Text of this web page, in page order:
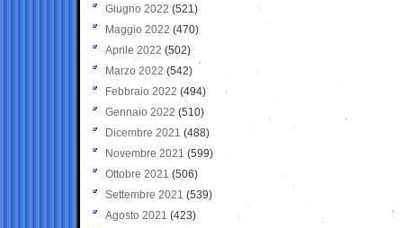
Giugno 2022 (521)
Maggio 2022 (470)
Aprile 2022 (502)
Marzo 2022 (542)
Febbraio 2022 (494)
Gennaio 2022 (510)
Dicembre 2021 (488)
Novembre 2021 (599)
Ottobre 2021 (506)
Settembre 2021 (539)
Agosto 2021 (423)